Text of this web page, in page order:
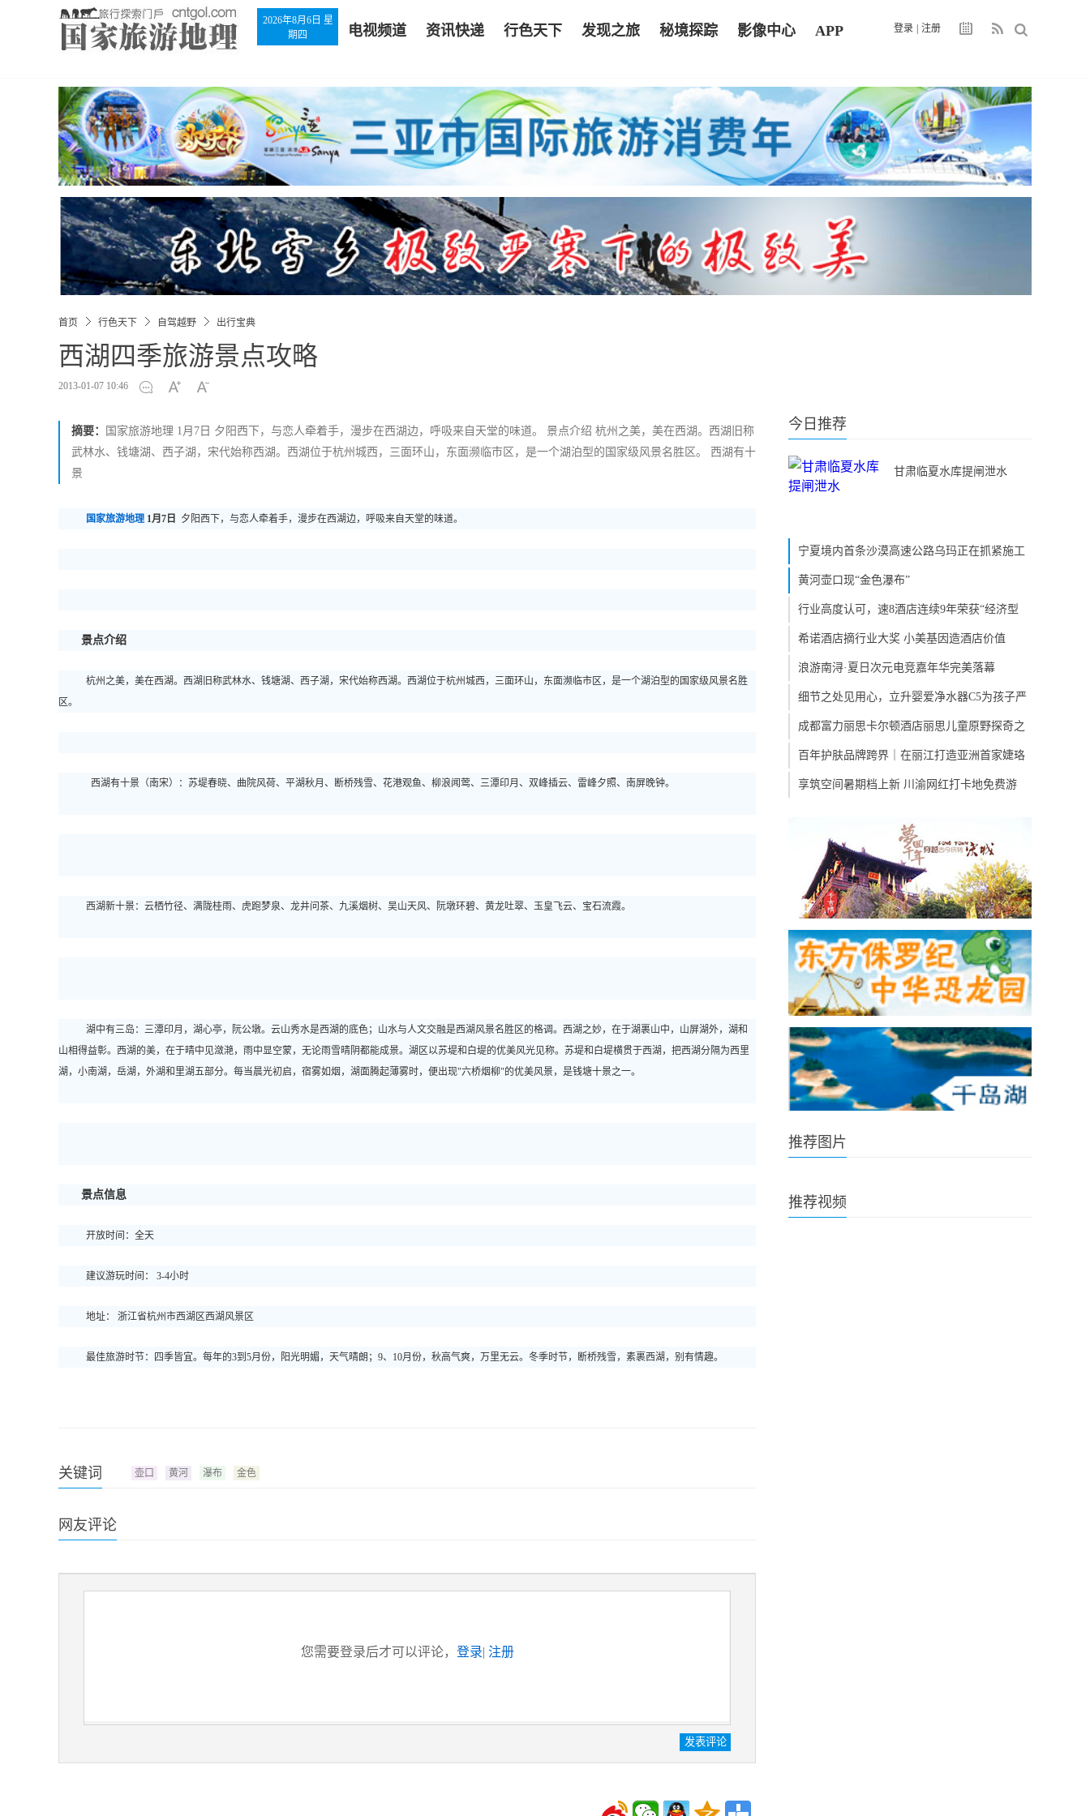
登录 注册
2026年8月6日 星
期四
电视频道 资讯快递 行色天下 发现之旅 秘境探踪 影像中心 APP
首页 行色天下 自驾越野 出行宝典
西湖四季旅游景点攻略
2013-01-07 10:46
摘要：
国家旅游地理 1月7日 夕阳西下，与恋人牵着手，漫步在西湖边，呼吸来自天堂的味道。 景点介绍 杭州之美，美在西湖。西湖旧称
武林水、钱塘湖、西子湖，宋代始称西湖。西湖位于杭州城西，三面环山，东面濒临市区，是一个湖泊型的国家级风景名胜区。 西湖有十
景
国家旅游地理 1月7日 夕阳西下，与恋人牵着手，漫步在西湖边，呼吸来自天堂的味道。
景点介绍
杭州之美，美在西湖。西湖旧称武林水、钱塘湖、西子湖，宋代始称西湖。西湖位于杭州城西，三面环山，东面濒临市区，是一个湖泊型的国家级风景名胜
区。
西湖有十景（南宋）：苏堤春晓、曲院风荷、平湖秋月、断桥残雪、花港观鱼、柳浪闻莺、三潭印月、双峰插云、雷峰夕照、南屏晚钟。
西湖新十景：云栖竹径、满陇桂雨、虎跑梦泉、龙井问茶、九溪烟树、吴山天风、阮墩环碧、黄龙吐翠、玉皇飞云、宝石流霞。
湖中有三岛：三潭印月，湖心亭，阮公墩。云山秀水是西湖的底色；山水与人文交融是西湖风景名胜区的格调。西湖之妙，在于湖裹山中，山屏湖外，湖和
山相得益彰。西湖的美，在于晴中见潋滟，雨中显空蒙，无论雨雪晴阴都能成景。湖区以苏堤和白堤的优美风光见称。苏堤和白堤横贯于西湖，把西湖分隔为西里
湖，小南湖，岳湖，外湖和里湖五部分。每当晨光初启，宿雾如烟，湖面腾起薄雾时，便出现"六桥烟柳"的优美风景，是钱塘十景之一。
景点信息
开放时间：全天
建议游玩时间： 3-4小时
地址： 浙江省杭州市西湖区西湖风景区
最佳旅游时节：四季皆宜。每年的3到5月份，阳光明媚，天气晴朗；9、10月份，秋高气爽，万里无云。冬季时节，断桥残雪，素裹西湖，别有情趣。
关键词 壶口 黄河 瀑布 金色
网友评论
您需要登录后才可以评论， 登录| 注册
今日推荐
甘肃临夏水库提闸泄水
宁夏境内首条沙漠高速公路乌玛正在抓紧施工
黄河壶口现“金色瀑布”
行业高度认可，速8酒店连续9年荣获“经济型
希诺酒店摘行业大奖 小美基因造酒店价值
浪游南浔·夏日次元电竞嘉年华完美落幕
细节之处见用心，立升婴爱净水器C5为孩子严
成都富力丽思卡尔顿酒店丽思儿童原野探奇之
百年护肤品牌跨界｜在丽江打造亚洲首家婕珞
享筑空间暑期档上新 川渝网红打卡地免费游
推荐图片
推荐视频